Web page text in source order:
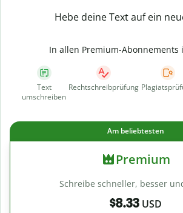
Hebe deine Text auf ein
In allen Premium-Abonnements
Text
umschreiben
Rechtschreibprüfung
Am beliebtesten
Premium
Schreibe schneller, besser
$8.33 USD